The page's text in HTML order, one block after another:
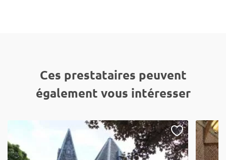
Ces prestataires peuvent
également vous intéresser